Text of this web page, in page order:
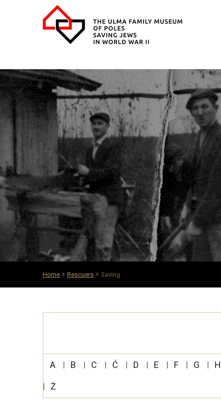
Home Rescuers Saving
A B C Ć D E F G H
Ż